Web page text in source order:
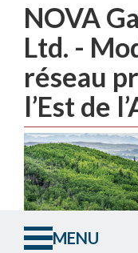
NOVA
Ltd. -
réseau
l’Est de
MENU